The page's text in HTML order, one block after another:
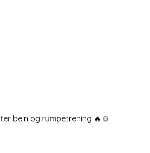
bein og rumpetrening 🔥☺️